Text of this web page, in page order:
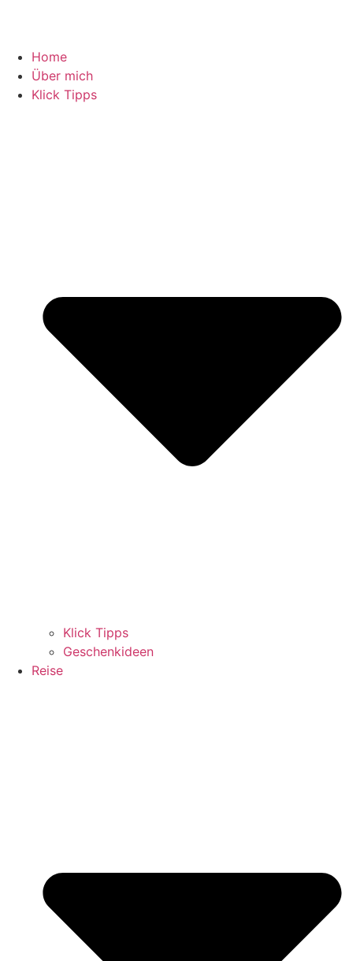
Home
Über mich
Klick Tipps
Klick Tipps
Geschenkideen
Reise